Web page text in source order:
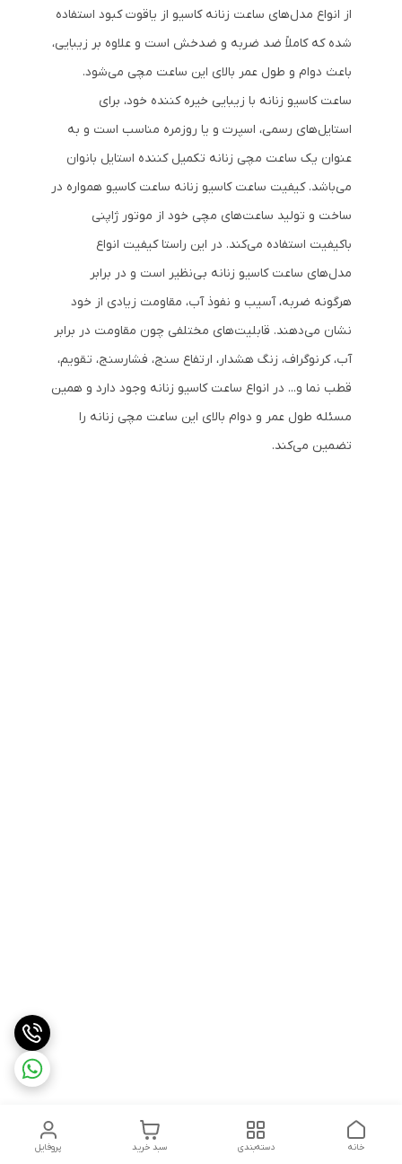
از انواع مدل‌های ساعت زنانه کاسیو از یاقوت کبود استفاده‌
شده که کاملاً ضد ضربه و ضدخش است و علاوه بر زیبایی،
باعث دوام و طول عمر بالای این ساعت مچی می‌شود.
ساعت کاسیو زنانه با زیبایی خیره کننده خود، برای
استایل‌های رسمی، اسپرت و یا روزمره مناسب است و به
عنوان یک ساعت مچی زنانه تکمیل کننده استایل بانوان
می‌باشد. کیفیت ساعت کاسیو زنانه ساعت کاسیو همواره در
ساخت و تولید ساعت‌های مچی خود از موتور ژاپنی
باکیفیت استفاده می‌کند. در این راستا کیفیت انواع
مدل‌های ساعت کاسیو زنانه بی‌نظیر است و در برابر
هرگونه ضربه، آسیب و نفوذ آب، مقاومت زیادی از خود
نشان می‌دهند. قابلیت‌های مختلفی چون مقاومت در برابر
آب، کرنوگراف، زنگ هشدار، ارتفاع سنج، فشارسنج، تقویم،
قطب نما و... در انواع ساعت‌ کاسیو زنانه وجود دارد و همین
مسئله طول عمر و دوام بالای این ساعت مچی زنانه را
تضمین می‌کند.
پروفایل سبد خرید دسته‌بندی خانه